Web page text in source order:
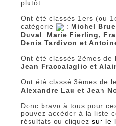
plutôt :
Ont été classés 1ers (ou
catégorie
: Michel
Duval, Marie Fierling,
Denis Tardivon et
Ont été classés 2èmes de
Jean Fraccalaglio et
Ont été classé 3èmes de
Alexandre Lau et Jean
Donc bravo à tous pour
pouvez accéder à la liste
résultats ou cliquez sur le